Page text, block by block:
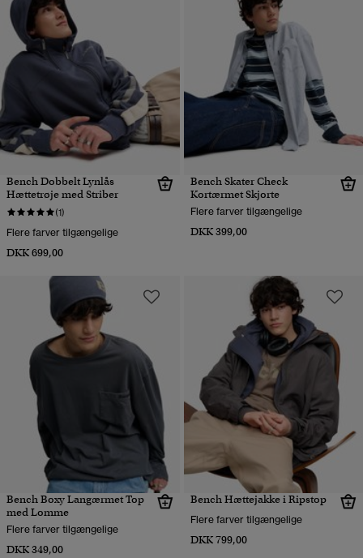
Bench Dobbelt Lynlås
Hættetrøje med Striber
(1)
Flere farver tilgængelige
DKK 699,00
Bench Skater Check
Kortærmet Skjorte
Flere farver tilgængelige
DKK 399,00
Bench Boxy Langærmet Top
med Lomme
Flere farver tilgængelige
DKK 349,00
Bench Hættejakke i Ripstop
Flere farver tilgængelige
DKK 799,00